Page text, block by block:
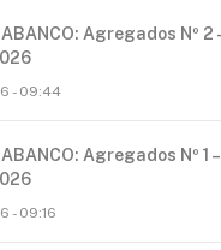
Agregados Nº
- 09:44
Agregados Nº 1
- 09:16